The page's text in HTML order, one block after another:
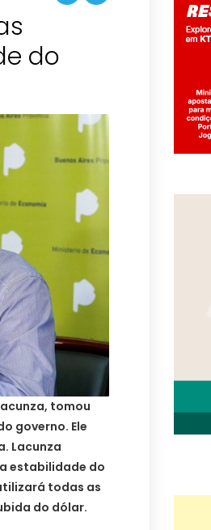
do
tomou
governo. Ele
Lacunza
estabilidade do
todas as
do dólar.